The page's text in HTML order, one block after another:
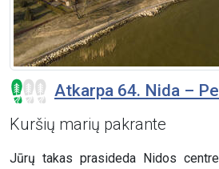
Atkarpa 64. Nida –
Kuršių marių pakrante
Jūrų takas prasideda Nidos